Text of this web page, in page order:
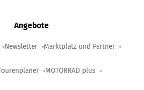
Angebote
Newsletter Marktplatz und Partner
MOTORRAD plus